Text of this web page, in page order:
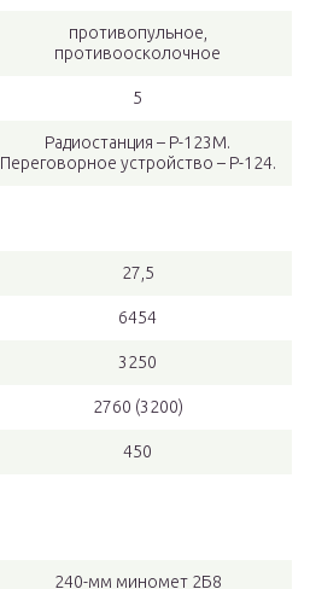
противопульное,
противоосколочное
5
Радиостанция – Р-123М.
Переговорное устройство – Р-124.
27,5
6454
3250
2760 (3200)
450
240-мм миномет 2Б8